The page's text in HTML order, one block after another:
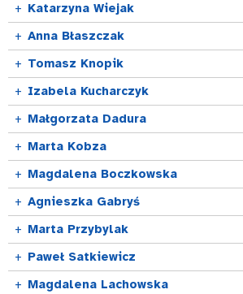
+ Katarzyna Wiejak
+ Anna Błaszczak
+ Tomasz Knopik
+ Izabela Kucharczyk
+ Małgorzata Dadura
+ Marta Kobza
+ Magdalena Boczkowska
+ Agnieszka Gabryś
+ Marta Przybylak
+ Paweł Satkiewicz
+ Magdalena Lachowska